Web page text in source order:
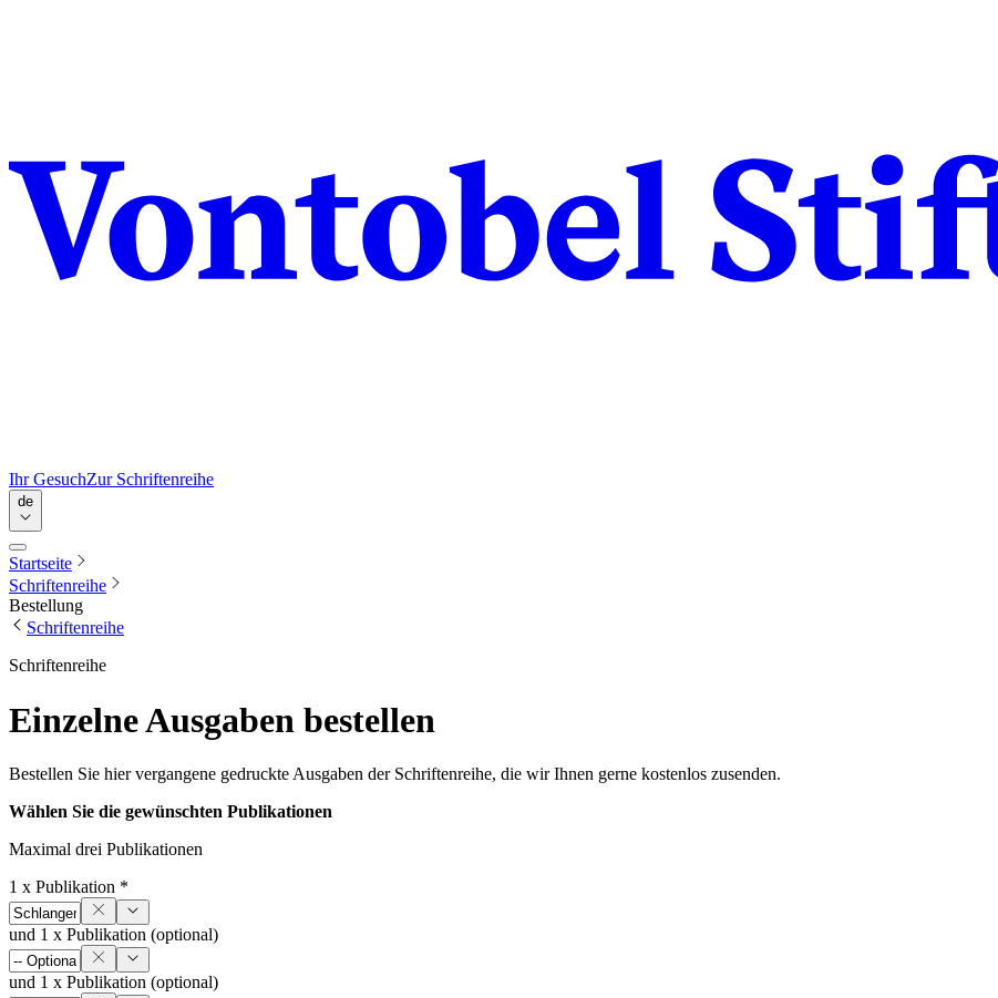
Ihr GesuchZur Schriftenreihe
de
Startseite
Schriftenreihe
Bestellung
Schriftenreihe
Schriftenreihe
Einzelne Ausgaben bestellen
Bestellen Sie hier vergangene gedruckte Ausgaben der Schriftenreihe, die wir Ihnen gerne kostenlos zusenden.
Wählen Sie die gewünschten Publikationen
Maximal drei Publikationen
1 x Publikation *
und 1 x Publikation (optional)
und 1 x Publikation (optional)